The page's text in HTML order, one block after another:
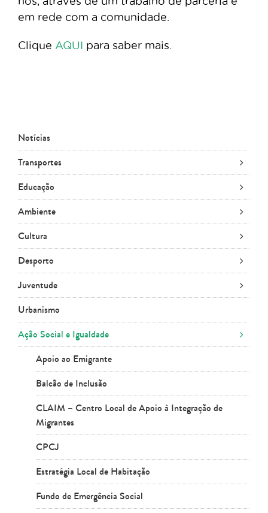
em rede com a comunidade.
Clique AQUI para saber mais.
Notícias
Transportes
Educação
Ambiente
Cultura
Desporto
Juventude
Urbanismo
Ação Social e Igualdade
Apoio ao Emigrante
Balcão de Inclusão
CLAIM – Centro Local de Apoio à Integração de
Migrantes
CPCJ
Estratégia Local de Habitação
Fundo de Emergência Social